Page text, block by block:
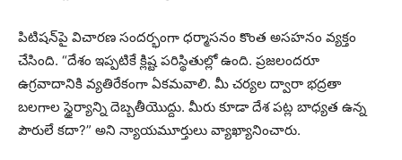
పిటిషన్‌పై విచారణ సందర్భంగా ధర్మాసనం కొంత అసహనం వ్యక్తం
చేసింది. “దేశం ఇప్పటికే క్లిష్ట పరిస్థితుల్లో ఉంది. ప్రజలందరూ
ఉగ్రవాదానికి వ్యతిరేకంగా ఏకమవాలి. మీ చర్యల ద్వారా భద్రతా
బలగాల స్థైర్యాన్ని దెబ్బతీయొద్దు. మీరు కూడా దేశ పట్ల బాధ్యత ఉన్న
పౌరులే కదా?” అని న్యాయమూర్తులు వ్యాఖ్యానించారు.